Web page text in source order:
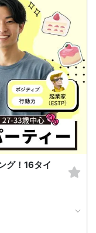
グ！16タイ